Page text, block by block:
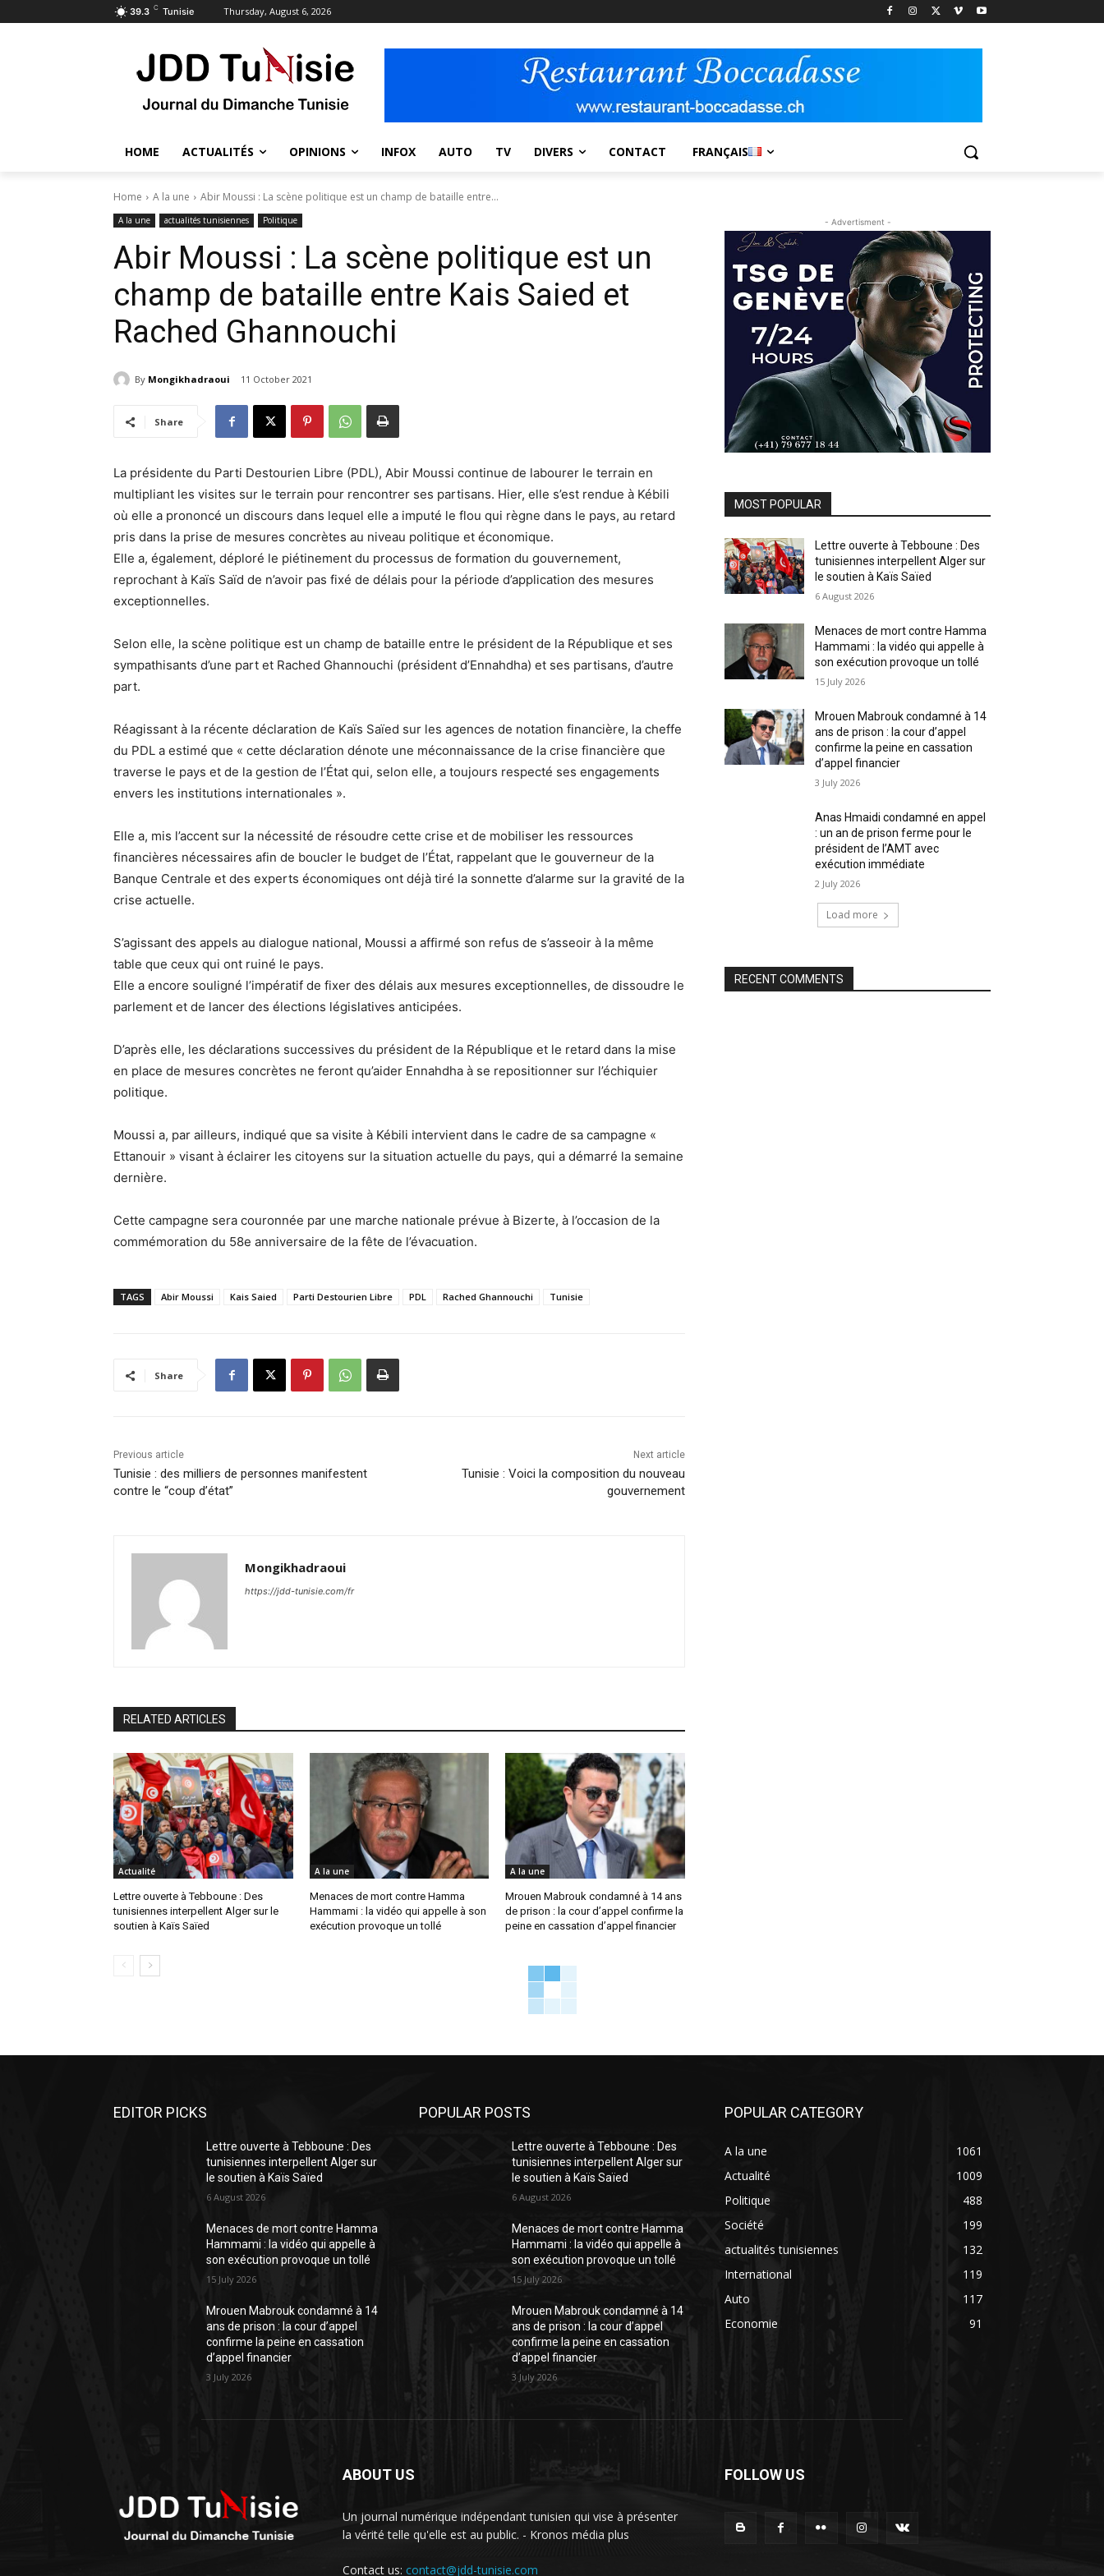
39.3 C Tunisie Thursday, August 6, 2026
HOME ACTUALITÉS OPINIONS INFOX AUTO TV DIVERS CONTACT FRANÇAIS
Home A la une Abir Moussi : La scène politique est un champ de bataille entre...
A la une actualités tunisiennes Politique
Abir Moussi : La scène politique est un
champ de bataille entre Kais Saied et
Rached Ghannouchi
By Mongikhadraoui 11 October 2021
Share
La présidente du Parti Destourien Libre (PDL), Abir Moussi continue de labourer le terrain en
multipliant les visites sur le terrain pour rencontrer ses partisans. Hier, elle s’est rendue à Kébili
où elle a prononcé un discours dans lequel elle a imputé le flou qui règne dans le pays, au retard
pris dans la prise de mesures concrètes au niveau politique et économique.
Elle a, également, déploré le piétinement du processus de formation du gouvernement,
reprochant à Kaïs Saïd de n’avoir pas fixé de délais pour la période d’application des mesures
exceptionnelles.
Selon elle, la scène politique est un champ de bataille entre le président de la République et ses
sympathisants d’une part et Rached Ghannouchi (président d’Ennahdha) et ses partisans, d’autre
part.
Réagissant à la récente déclaration de Kaïs Saïed sur les agences de notation financière, la cheffe
du PDL a estimé que « cette déclaration dénote une méconnaissance de la crise financière que
traverse le pays et de la gestion de l’État qui, selon elle, a toujours respecté ses engagements
envers les institutions internationales ».
Elle a, mis l’accent sur la nécessité de résoudre cette crise et de mobiliser les ressources
financières nécessaires afin de boucler le budget de l’État, rappelant que le gouverneur de la
Banque Centrale et des experts économiques ont déjà tiré la sonnette d’alarme sur la gravité de la
crise actuelle.
S’agissant des appels au dialogue national, Moussi a affirmé son refus de s’asseoir à la même
table que ceux qui ont ruiné le pays.
Elle a encore souligné l’impératif de fixer des délais aux mesures exceptionnelles, de dissoudre le
parlement et de lancer des élections législatives anticipées.
D’après elle, les déclarations successives du président de la République et le retard dans la mise
en place de mesures concrètes ne feront qu’aider Ennahdha à se repositionner sur l’échiquier
politique.
Moussi a, par ailleurs, indiqué que sa visite à Kébili intervient dans le cadre de sa campagne «
Ettanouir » visant à éclairer les citoyens sur la situation actuelle du pays, qui a démarré la semaine
dernière.
Cette campagne sera couronnée par une marche nationale prévue à Bizerte, à l’occasion de la
commémoration du 58e anniversaire de la fête de l’évacuation.
TAGS Abir Moussi Kais Saied Parti Destourien Libre PDL Rached Ghannouchi Tunisie
Share
Previous article
Tunisie : des milliers de personnes manifestent
contre le “coup d’état”
Next article
Tunisie : Voici la composition du nouveau
gouvernement
Mongikhadraoui
https://jdd-tunisie.com/fr
RELATED ARTICLES
Actualité
Lettre ouverte à Tebboune : Des
tunisiennes interpellent Alger sur le
soutien à Kaïs Saïed
A la une
Menaces de mort contre Hamma
Hammami : la vidéo qui appelle à son
exécution provoque un tollé
A la une
Mrouen Mabrouk condamné à 14 ans
de prison : la cour d’appel confirme la
peine en cassation d’appel financier
- Advertisment -
MOST POPULAR
Lettre ouverte à Tebboune : Des
tunisiennes interpellent Alger sur
le soutien à Kaïs Saïed
6 August 2026
Menaces de mort contre Hamma
Hammami : la vidéo qui appelle à
son exécution provoque un tollé
15 July 2026
Mrouen Mabrouk condamné à 14
ans de prison : la cour d’appel
confirme la peine en cassation
d’appel financier
3 July 2026
Anas Hmaidi condamné en appel
: un an de prison ferme pour le
président de l’AMT avec
exécution immédiate
2 July 2026
Load more
RECENT COMMENTS
EDITOR PICKS
Lettre ouverte à Tebboune : Des
tunisiennes interpellent Alger sur
le soutien à Kaïs Saïed
6 August 2026
Menaces de mort contre Hamma
Hammami : la vidéo qui appelle à
son exécution provoque un tollé
15 July 2026
Mrouen Mabrouk condamné à 14
ans de prison : la cour d’appel
confirme la peine en cassation
d’appel financier
3 July 2026
POPULAR POSTS
Lettre ouverte à Tebboune : Des
tunisiennes interpellent Alger sur
le soutien à Kaïs Saïed
6 August 2026
Menaces de mort contre Hamma
Hammami : la vidéo qui appelle à
son exécution provoque un tollé
15 July 2026
Mrouen Mabrouk condamné à 14
ans de prison : la cour d’appel
confirme la peine en cassation
d’appel financier
3 July 2026
POPULAR CATEGORY
A la une
1061
Actualité
1009
Politique
488
Société
199
actualités tunisiennes
132
International
119
Auto
117
Economie
91
ABOUT US
Un journal numérique indépendant tunisien qui vise à présenter
la vérité telle qu'elle est au public. - Kronos média plus
Contact us: contact@jdd-tunisie.com
FOLLOW US